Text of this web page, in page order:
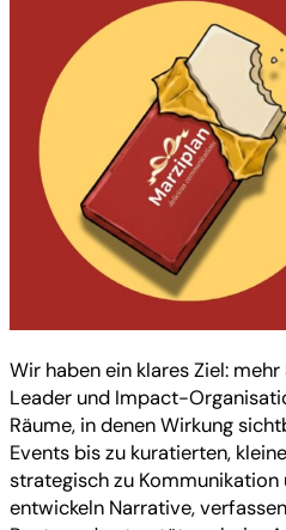
Wir haben ein klares Ziel:
Leader und Impact-
Räume, in denen Wirkung
Events bis zu kuratierten,
strategisch zu Kommunikation
entwickeln Narrative,